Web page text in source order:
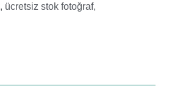
, ücretsiz stok fotoğraf,